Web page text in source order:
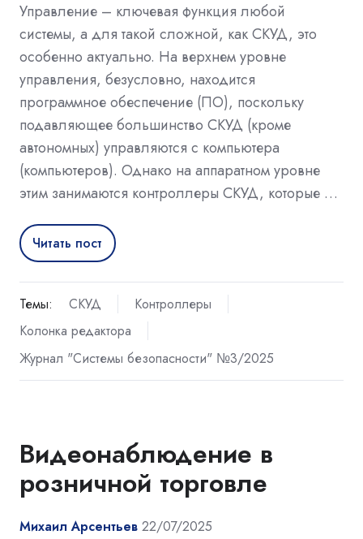
Управление – ключевая функция любой
системы, а для такой сложной, как СКУД, это
особенно актуально. На верхнем уровне
управления, безусловно, находится
программное обеспечение (ПО), поскольку
подавляющее большинство СКУД (кроме
автономных) управляются с компьютера
(компьютеров). Однако на аппаратном уровне
этим занимаются контроллеры СКУД, которые …
Читать пост
Темы: СКУД
Контроллеры
Колонка редактора
Журнал "Системы безопасности" №3/2025
Видеонаблюдение в
розничной торговле
Михаил Арсентьев 22/07/2025